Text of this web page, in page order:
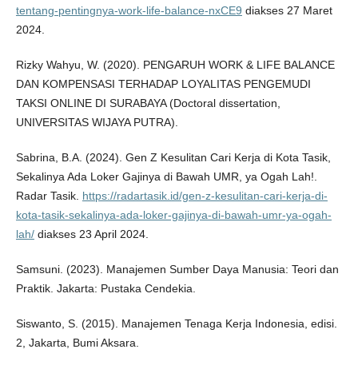
tentang-pentingnya-work-life-balance-nxCE9 diakses 27 Maret
2024.
Rizky Wahyu, W. (2020). PENGARUH WORK & LIFE BALANCE
DAN KOMPENSASI TERHADAP LOYALITAS PENGEMUDI
TAKSI ONLINE DI SURABAYA (Doctoral dissertation,
UNIVERSITAS WIJAYA PUTRA).
Sabrina, B.A. (2024). Gen Z Kesulitan Cari Kerja di Kota Tasik,
Sekalinya Ada Loker Gajinya di Bawah UMR, ya Ogah Lah!.
Radar Tasik. https://radartasik.id/gen-z-kesulitan-cari-kerja-di-
kota-tasik-sekalinya-ada-loker-gajinya-di-bawah-umr-ya-ogah-
lah/diakses 23 April 2024.
Samsuni. (2023). Manajemen Sumber Daya Manusia: Teori dan
Praktik. Jakarta: Pustaka Cendekia.
Siswanto, S. (2015). Manajemen Tenaga Kerja Indonesia, edisi.
2, Jakarta, Bumi Aksara.